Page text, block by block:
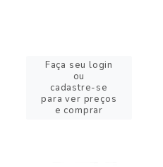
Faça seu login
ou
cadastre-se
para ver preços
e comprar